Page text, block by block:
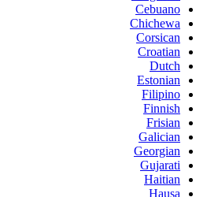
Cebuano
Chichewa
Corsican
Croatian
Dutch
Estonian
Filipino
Finnish
Frisian
Galician
Georgian
Gujarati
Haitian
Hausa